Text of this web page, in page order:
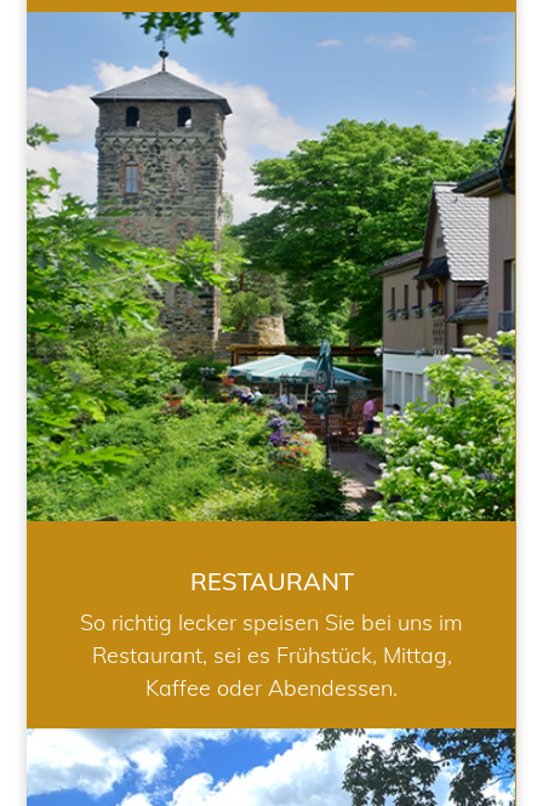
RESTAURANT
RESTAURANT
So richtig lecker speisen Sie bei uns im
Restaurant, sei es Frühstück, Mittag,
Kaffee oder Abendessen.